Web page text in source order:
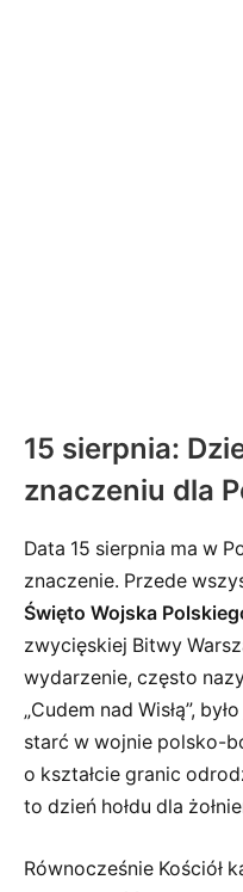
15 sierpnia:
znaczeniu dla
Data 15 sierpnia ma w
znaczenie. Przede
Święto Wojska
zwycięskiej Bitwy
wydarzenie, często
„Cudem nad Wisłą”,
starć w wojnie polsko-
o kształcie granic
to dzień hołdu dla
Równocześnie Kościół